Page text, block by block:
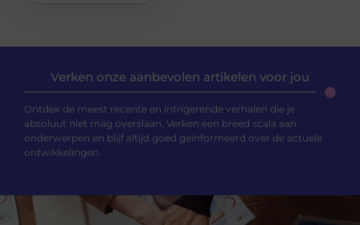
Verken onze aanbevolen artikelen voor jou
Ontdek de meest recente en intrigerende verhalen die je
absoluut niet mag overslaan. Verken een breed scala aan
onderwerpen en blijf altijd goed geïnformeerd over de actuele
ontwikkelingen.